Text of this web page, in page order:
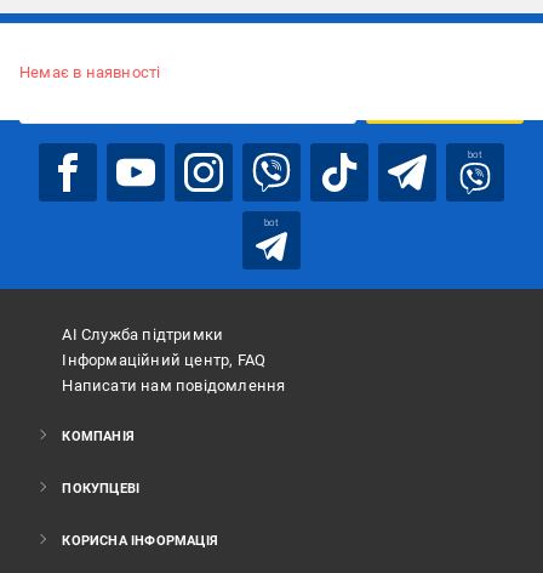
Немає в наявності
bot
bot
АІ Служба підтримки
Інформаційний центр, FAQ
Написати нам повідомлення
КОМПАНІЯ
ПОКУПЦЕВІ
КОРИСНА ІНФОРМАЦІЯ